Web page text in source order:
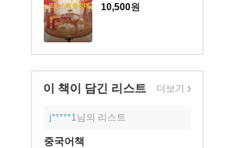
10,500원
이 책이 담긴 리스트 더보기
j*****1님의 리스트
중국어책